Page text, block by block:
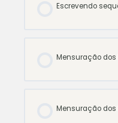
Escrevendo
Mensuração dos
Mensuração dos